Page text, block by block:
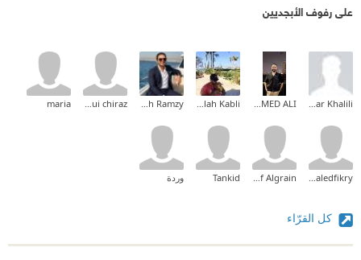
على رفوف الأبجديين
Ammar Khalili
MOHAMED ALI
Abdullah Kabli
Mina Mamdouh Ramzy
Bedoui chiraz
maria
khaledfikry
Ashraf Algrain
Tankid وردة
كل القرّاء